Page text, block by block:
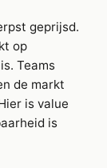
geprijsd.
op
Teams
de markt
is value
is